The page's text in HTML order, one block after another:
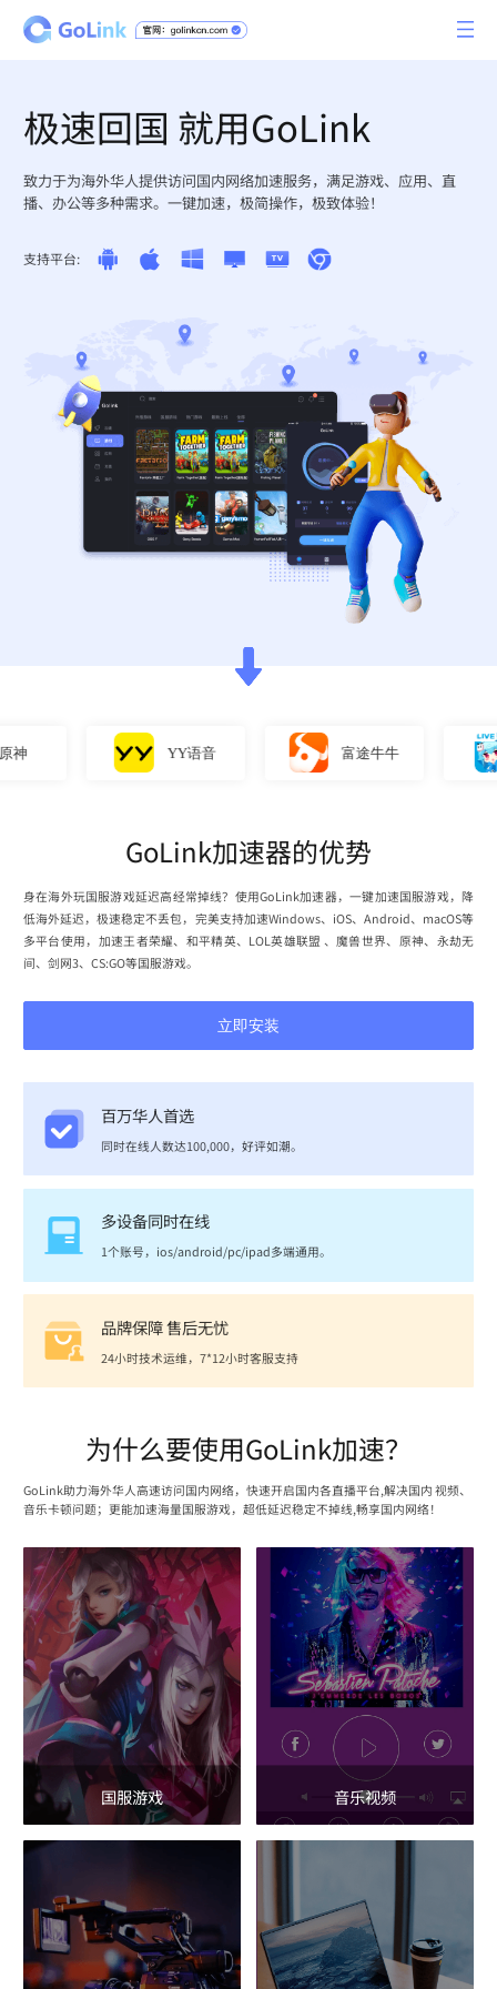
极速回国 就用GoLink
致力于为海外华人提供访问国内网络加速服务，满足游戏、应用、直
播、办公等多种需求。一键加速，极简操作，极致体验！
支持平台:
YY语音 富途牛牛 直播
GoLink加速器的优势
身在海外玩国服游戏延迟高经常掉线？使用GoLink加速器，一键加速国服游戏，降
低海外延迟，极速稳定不丢包，完美支持加速Windows、iOS、Android、macOS等
多平台使用，加速王者荣耀、和平精英、LOL英雄联盟 、魔兽世界、原神、永劫无
间、剑网3、CS:GO等国服游戏。
立即安装
百万华人首选
同时在线人数达100,000，好评如潮。
多设备同时在线
1个账号，ios/android/pc/ipad多端通用。
品牌保障 售后无忧
24小时技术运维，7*12小时客服支持
为什么要使用GoLink加速？
GoLink助力海外华人高速访问国内网络，快速开启国内各直播平台,解决国内 视频、
音乐卡顿问题；更能加速海量国服游戏，超低延迟稳定不掉线,畅享国内网络！
国服游戏 音乐视频